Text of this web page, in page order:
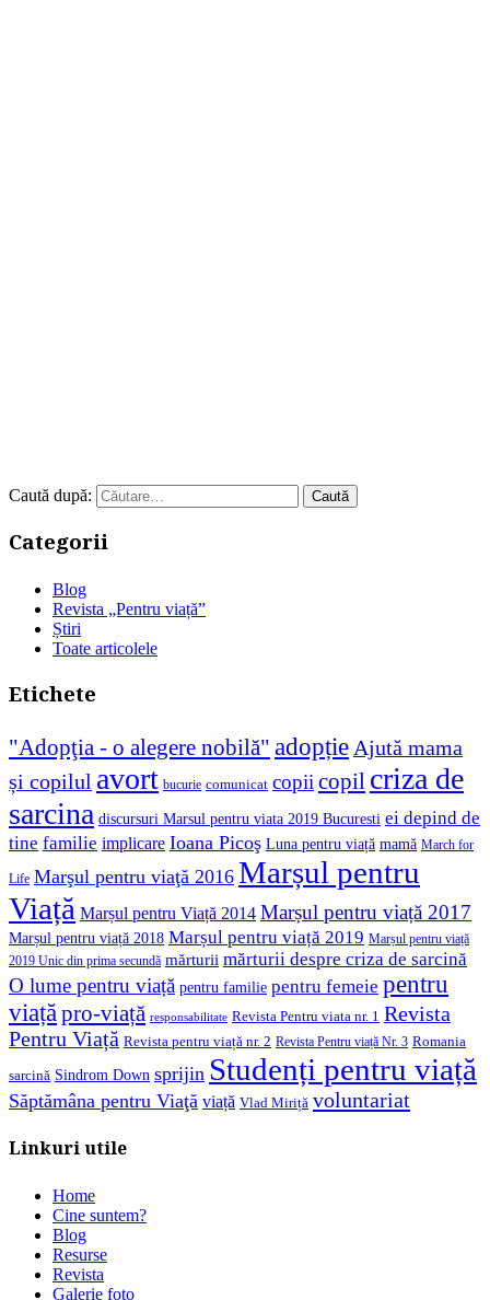
Caută după:
Categorii
Blog
Revista „Pentru viață”
Știri
Toate articolele
Etichete
"Adopţia - o alegere nobilă" adopție Ajută mama
și copilul avort bucurie comunicat copii copil criza de
sarcina discursuri Marsul pentru viata 2019 Bucuresti ei depind de
tine familie implicare Ioana Picoş Luna pentru viață mamă March for
Life Marşul pentru viaţă 2016 Marșul pentru
Viață Marșul pentru Viață 2014 Marșul pentru viață 2017
Marșul pentru viață 2018 Marșul pentru viață 2019 Marșul pentru viață
2019 Unic din prima secundă mărturii mărturii despre criza de sarcină
O lume pentru viață pentru familie pentru femeie pentru
viață pro-viață responsabilitate Revista Pentru viata nr. 1 Revista
Pentru Viață Revista pentru viață nr. 2 Revista Pentru viață Nr. 3 Romania
sarcină Sindrom Down sprijin Studenți pentru viață
Săptămâna pentru Viaţă viață Vlad Miriță voluntariat
Linkuri utile
Home
Cine suntem?
Blog
Resurse
Revista
Galerie foto